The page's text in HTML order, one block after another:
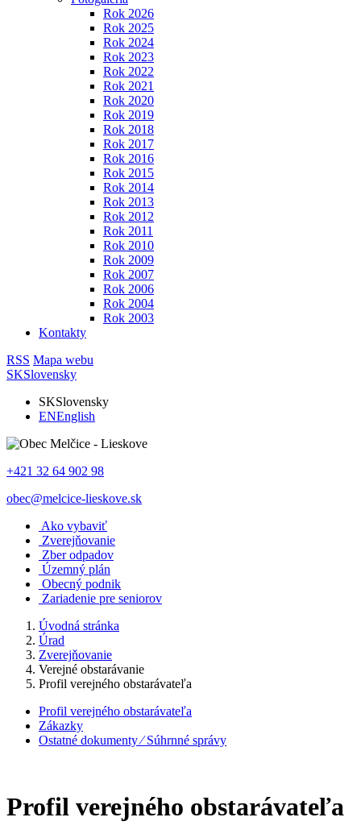
Rok 2026
Rok 2025
Rok 2024
Rok 2023
Rok 2022
Rok 2021
Rok 2020
Rok 2019
Rok 2018
Rok 2017
Rok 2016
Rok 2015
Rok 2014
Rok 2013
Rok 2012
Rok 2011
Rok 2010
Rok 2009
Rok 2007
Rok 2006
Rok 2004
Rok 2003
Kontakty
RSS Mapa webu
SKSlovensky
SKSlovensky
ENEnglish
+421 32 64 902 98
obec@melcice-lieskove.sk
Ako vybaviť
Zverejňovanie
Zber odpadov
Územný plán
Obecný podnik
Zariadenie pre seniorov
Úvodná stránka
Úrad
Zverejňovanie
Verejné obstarávanie
Profil verejného obstarávateľa
Profil verejného obstarávateľa
Zákazky
Ostatné dokumenty ⁄ Súhrnné správy
Profil verejného obstarávateľa